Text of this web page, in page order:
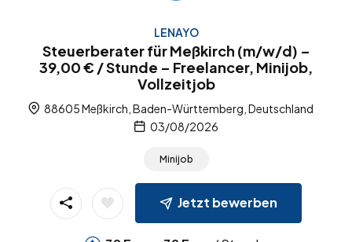
LENAYO
Steuerberater für Meßkirch (m/w/d) –
39,00 € / Stunde – Freelancer, Minijob,
Vollzeitjob
88605 Meßkirch, Baden-Württemberg, Deutschland
03/08/2026
Minijob
Jetzt bewerben